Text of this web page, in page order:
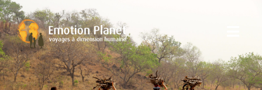
Passer
au
contenu
Nos Voyages